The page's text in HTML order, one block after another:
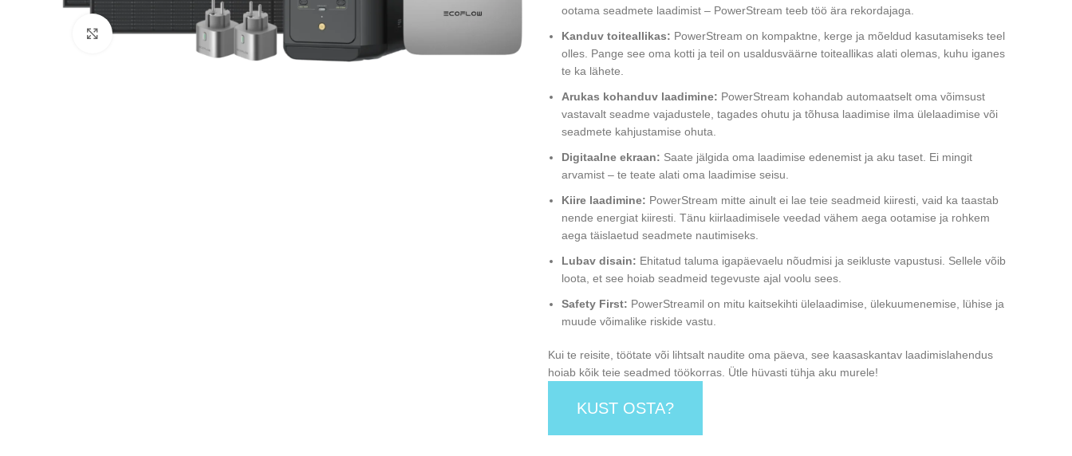
Click to enlarge
ootama seadmete laadimist – PowerStream teeb töö ära rekordajaga.
Kanduv toiteallikas: PowerStream on kompaktne, kerge ja mõeldud kasutamiseks teel
olles. Pange see oma kotti ja teil on usaldusväärne toiteallikas alati olemas, kuhu iganes
te ka lähete.
Arukas kohanduv laadimine: PowerStream kohandab automaatselt oma võimsust
vastavalt seadme vajadustele, tagades ohutu ja tõhusa laadimise ilma ülelaadimise või
seadmete kahjustamise ohuta.
Digitaalne ekraan: Saate jälgida oma laadimise edenemist ja aku taset. Ei mingit
arvamist – te teate alati oma laadimise seisu.
Kiire laadimine: PowerStream mitte ainult ei lae teie seadmeid kiiresti, vaid ka taastab
nende energiat kiiresti. Tänu kiirlaadimisele veedad vähem aega ootamise ja rohkem
aega täislaetud seadmete nautimiseks.
Lubav disain: Ehitatud taluma igapäevaelu nõudmisi ja seikluste vapustusi. Sellele võib
loota, et see hoiab seadmeid tegevuste ajal voolu sees.
Safety First: PowerStreamil on mitu kaitsekihti ülelaadimise, ülekuumenemise, lühise ja
muude võimalike riskide vastu.
Kui te reisite, töötate või lihtsalt naudite oma päeva, see kaasaskantav laadimislahendus
hoiab kõik teie seadmed töökorras. Ütle hüvasti tühja aku murele!
KUST OSTA?